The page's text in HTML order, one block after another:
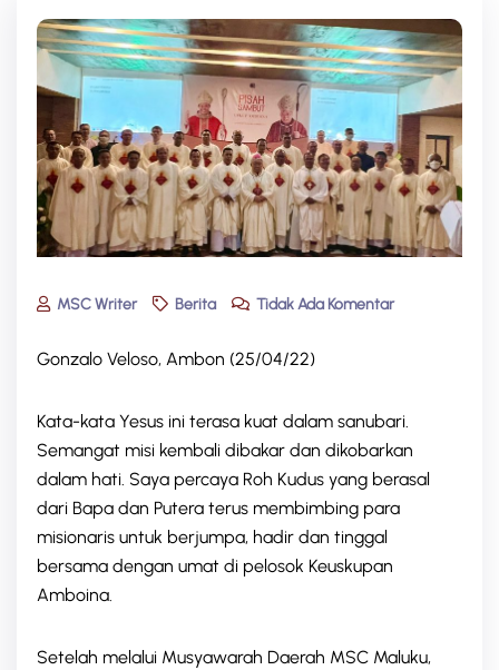
MSC Writer Berita Tidak Ada Komentar
Gonzalo Veloso, Ambon (25/04/22)
Kata-kata Yesus ini terasa kuat dalam sanubari.
Semangat misi kembali dibakar dan dikobarkan
dalam hati. Saya percaya Roh Kudus yang berasal
dari Bapa dan Putera terus membimbing para
misionaris untuk berjumpa, hadir dan tinggal
bersama dengan umat di pelosok Keuskupan
Amboina.
Setelah melalui Musyawarah Daerah MSC Maluku,